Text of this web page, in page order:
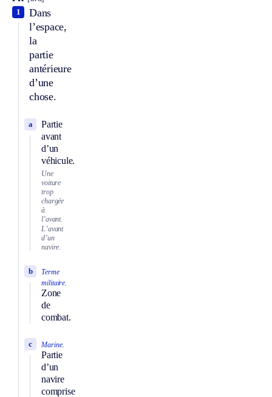
Dans
l’espace,
la
partie
antérieure
d’une
chose.
1
Partie
avant
d’un
véhicule.
a
Une
voiture
trop
chargée
à
l’avant.
L’avant
d’un
navire.
Terme
militaire.
Zone
de
combat.
b
Marine.
Partie
d’un
navire
comprise
c